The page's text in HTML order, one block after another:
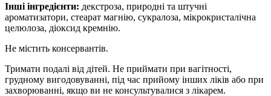
Інші інгредієнти: декстроза, природні та штучні
ароматизатори, стеарат магнію, сукралоза, мікрокристалічна
целюлоза, діоксид кремнію.
Не містить консервантів.
Тримати подалі від дітей. Не приймати при вагітності,
грудному вигодовуванні, під час прийому інших ліків або при
захворюванні, якщо ви не консультувалися з лікарем.